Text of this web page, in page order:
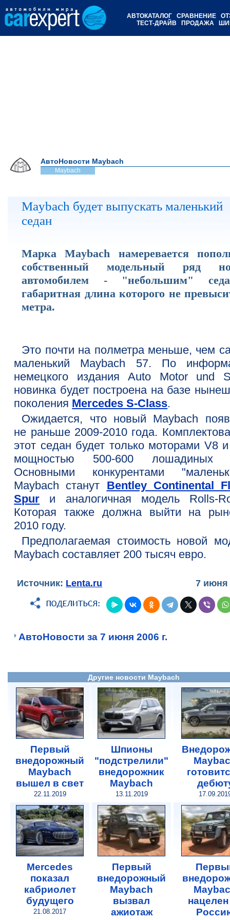
АВТОКАТАЛОГ СРАВНЕНИЕ
ТЕСТ-ДРАЙВ
ПРОДАЖА
АвтоНовости Maybach
Maybach
Maybach будет выпускать маленький
седан
Марка Maybach намеревается
собственный модельный ряд
автомобилем - "небольшим"
габаритная длина которого не
метра.
Это почти на полметра меньше, чем
маленький Maybach 57. По
немецкого издания Auto Motor und
новинка будет построена на базе
поколения Mercedes S-Class.
Ожидается, что новый Maybach
не раньше 2009-2010 года.
этот седан будет только моторами V8
мощностью 500-600 лошадиных
Основными конкурентами
Maybach станут Bentley Continental
Spur и аналогичная модель Rolls-
Которая также должна выйти на
2010 году.
Предполагаемая стоимость новой
Maybach составляет 200 тысяч евро.
Источник: Lenta.ru 7 июня
АвтоНовости за 7 июня 2006 г.
Другие новости Maybach
Первый
внедорожный
Maybach
вышел в свет
22.11.2019
Шпионы
"подстрелили"
внедорожник
Maybach
13.11.2019
Mercedes
показал
кабриолет
будущего
21.08.2017
Первый
внедорожный
Maybach
вызвал
ажиотаж